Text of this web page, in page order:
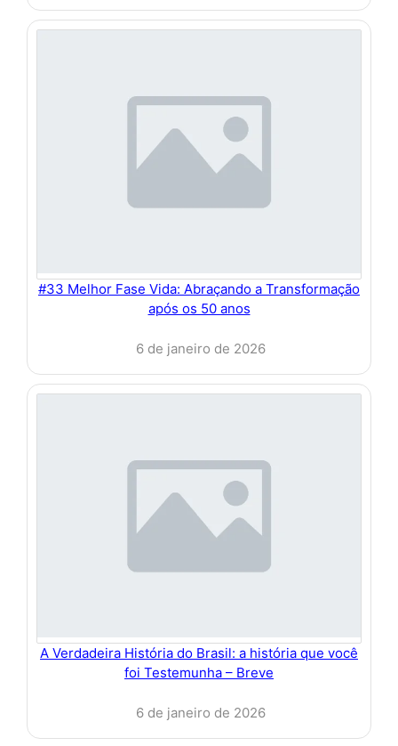
#33 Melhor Fase Vida: Abraçando a Transformação
após os 50 anos
6 de janeiro de 2026
A Verdadeira História do Brasil: a história que você
foi Testemunha – Breve
6 de janeiro de 2026